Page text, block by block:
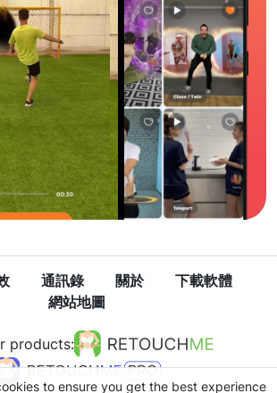
通訊錄 關於
下載軟體
網站地圖
products:
to ensure you get the best experience